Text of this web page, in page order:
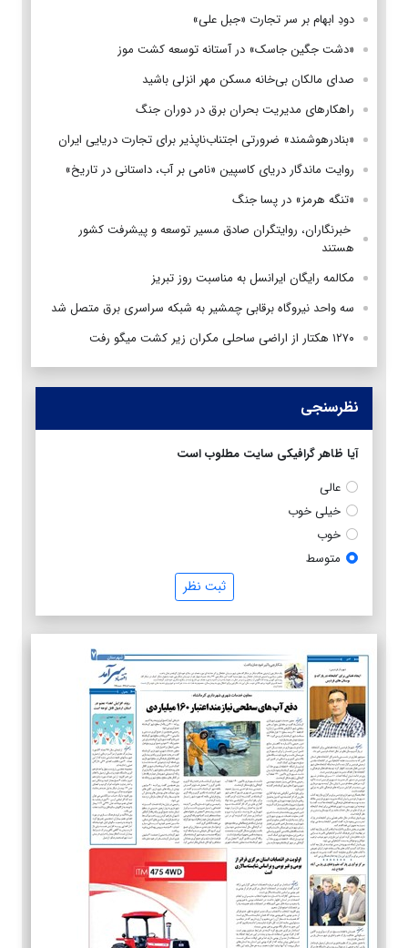
دودِ ابهام بر سر تجارت «جبل علی»
«دشت جگین جاسک» در آستانه توسعه کشت موز
صدای مالکان بی‌خانه مسکن مهر انزلی باشید
راهکارهای مدیریت بحران برق در دوران جنگ
«بنادرهوشمند» ضرورتی اجتناب‌ناپذیر برای تجارت دریایی ایران
روایت ماندگار دریای کاسپین «نامی بر آب، داستانی در تاریخ»
«تنگه هرمز» در پسا جنگ
‌ خبرنگاران، روایتگران صادق مسیر توسعه و پیشرفت کشور
هستند
مکالمه رایگان ایرانسل به مناسبت روز تبریز
سه واحد نیروگاه برقابی چمشیر به شبکه سراسری برق متصل شد
۱۲۷۰ هکتار از اراضی ساحلی مکران زیر کشت میگو رفت
نظرسنجی
آیا ظاهر گرافیکی سایت مطلوب است
عالی
خیلی خوب
خوب
متوسط
ثبت نظر